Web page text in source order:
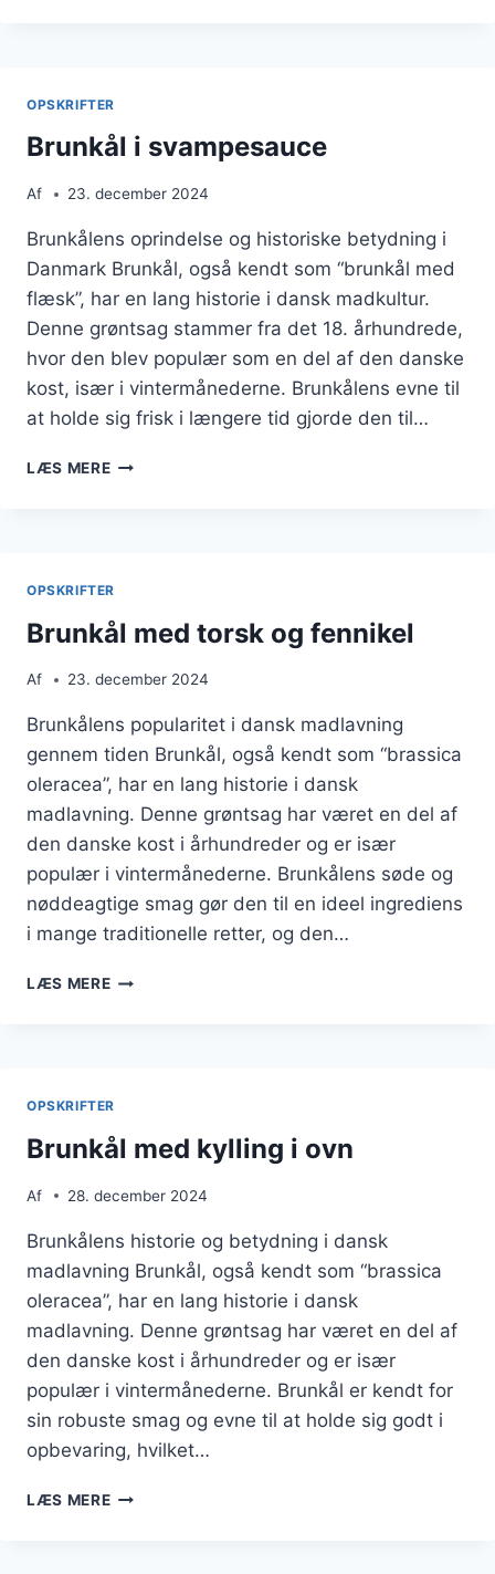
OPSKRIFTER
Brunkål i svampesauce
Af 23. december 2024
Brunkålens oprindelse og historiske betydning i
Danmark Brunkål, også kendt som “brunkål med
flæsk”, har en lang historie i dansk madkultur.
Denne grøntsag stammer fra det 18. århundrede,
hvor den blev populær som en del af den danske
kost, især i vintermånederne. Brunkålens evne til
at holde sig frisk i længere tid gjorde den til…
LÆS MEREBRUNKÅL
OPSKRIFTER
Brunkål med torsk og fennikel
Af 23. december 2024
Brunkålens popularitet i dansk madlavning
gennem tiden Brunkål, også kendt som “brassica
oleracea”, har en lang historie i dansk
madlavning. Denne grøntsag har været en del af
den danske kost i århundreder og er især
populær i vintermånederne. Brunkålens søde og
nøddeagtige smag gør den til en ideel ingrediens
i mange traditionelle retter, og den…
LÆS MEREBRUNKÅL
OPSKRIFTER
Brunkål med kylling i ovn
Af 28. december 2024
Brunkålens historie og betydning i dansk
madlavning Brunkål, også kendt som “brassica
oleracea”, har en lang historie i dansk
madlavning. Denne grøntsag har været en del af
den danske kost i århundreder og er især
populær i vintermånederne. Brunkål er kendt for
sin robuste smag og evne til at holde sig godt i
opbevaring, hvilket…
LÆS MEREBRUNKÅL